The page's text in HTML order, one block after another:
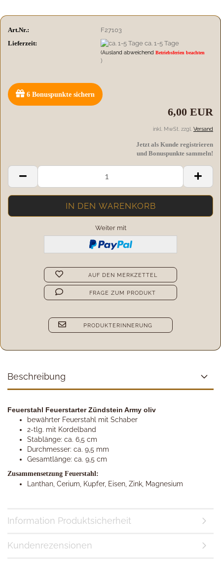
Art.Nr.:
F27103
Lieferzeit:
ca. 1-5 Tage
(Ausland abweichendBetriebsferien beachten
)
6 Bonuspunkte sichern
6,00 EUR
inkl. MwSt. zzgl. Versand
Jetzt als Kunde registrieren
und Bonuspunkte sammeln!
Weiter mit
AUF DEN MERKZETTEL
FRAGE ZUM PRODUKT
PRODUKTERINNERUNG
Beschreibung
Feuerstahl Feuerstarter Zündstein Army oliv
bewährter Feuerstahl mit Schaber
2-tlg. mit Kordelband
Stablänge: ca. 6,5 cm
Durchmesser: ca. 9,5 mm
Gesamtlänge: ca. 9,5 cm
Zusammensetzung Feuerstahl:
Lanthan, Cerium, Kupfer, Eisen, Zink, Magnesium
Information Produktsicherheit
Kundenrezensionen